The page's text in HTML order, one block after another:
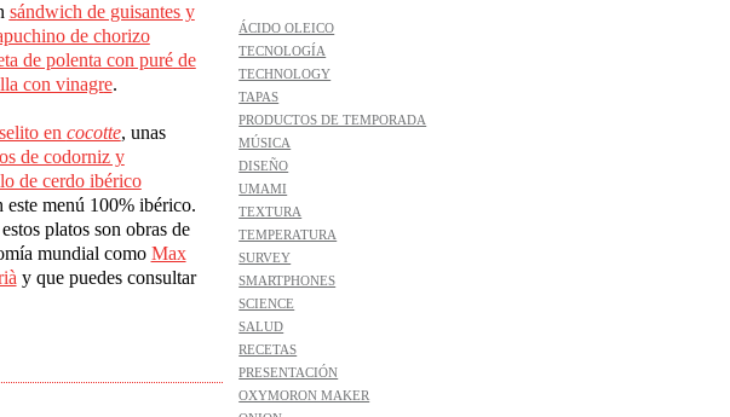
sándwich de guisantes y
de chorizo
de polenta con puré de
con vinagre.
en cocotte, unas
de codorniz y
de cerdo ibérico
menú 100% ibérico.
platos son obras de
mundial como Max
y que puedes consultar
ÁCIDO OLEICO
TECNOLOGÍA
TECHNOLOGY
TAPAS
PRODUCTOS DE TEMPORADA
MÚSICA
DISEÑO
UMAMI
TEXTURA
TEMPERATURA
SURVEY
SMARTPHONES
SCIENCE
SALUD
RECETAS
PRESENTACIÓN
OXYMORON MAKER